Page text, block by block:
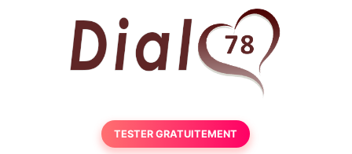
TESTER GRATUITEMENT